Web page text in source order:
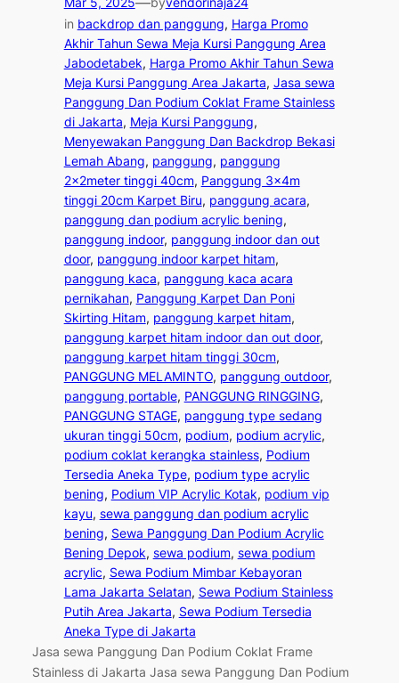
in backdrop dan panggung, Harga Promo
Akhir Tahun Sewa Meja Kursi Panggung Area
Jabodetabek, Harga Promo Akhir Tahun Sewa
Meja Kursi Panggung Area Jakarta, Jasa sewa
Panggung Dan Podium Coklat Frame Stainless
di Jakarta, Meja Kursi Panggung
Menyewakan Panggung Dan Backdrop Bekasi
Lemah Abang, panggung, panggung
2x2meter tinggi 40cm, Panggung 3x4m
tinggi 20cm Karpet Biru, panggung acara
panggung dan podium acrylic bening
panggung indoor, panggung indoor dan out
door, panggung indoor karpet hitam
panggung kaca, panggung kaca acara
pernikahan, Panggung Karpet Dan Poni
Skirting Hitam, panggung karpet hitam
panggung karpet hitam indoor dan out door
panggung karpet hitam tinggi 30cm
PANGGUNG MELAMINTO, panggung outdoor
panggung portable, PANGGUNG RINGGING
PANGGUNG STAGE, panggung type sedang
ukuran tinggi 50cm, podium, podium acrylic
podium coklat kerangka stainless, Podium
Tersedia Aneka Type, podium type acrylic
bening, Podium VIP Acrylic Kotak, podium vip
kayu, sewa panggung dan podium acrylic
bening, Sewa Panggung Dan Podium Acrylic
Bening Depok, sewa podium, sewa podium
acrylic, Sewa Podium Mimbar Kebayoran
Lama Jakarta Selatan, Sewa Podium Stainless
Putih Area Jakarta, Sewa Podium Tersedia
Aneka Type di Jakarta
Jasa sewa Panggung Dan Podium Coklat Frame
Stainless di Jakarta Jasa sewa Panggung Dan Podium